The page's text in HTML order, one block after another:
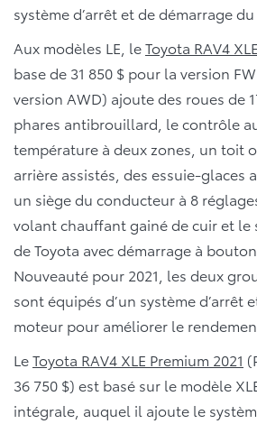
système d’arrêt et de démarrage
Aux modèles LE, leToyota RAV4
base de 31 850 $ pour la version
version AWD) ajoute des roues de
phares antibrouillard, le contrôle
température à deux zones, un toit
arrière assistés, des essuie-glaces
un siège du conducteur à 8
volant chauffant gainé de cuir et le
de Toyota avec démarrage à
Nouveauté pour 2021, les deux
sont équipés d’un système d’arrêt
moteur pour améliorer le
LeToyota RAV4 XLE Premium 2021
36 750 $) est basé sur le modèle
intégrale, auquel il ajoute le